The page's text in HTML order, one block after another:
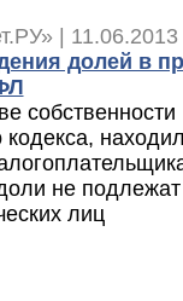
|
долей в
собственности
кодекса,
не
лиц